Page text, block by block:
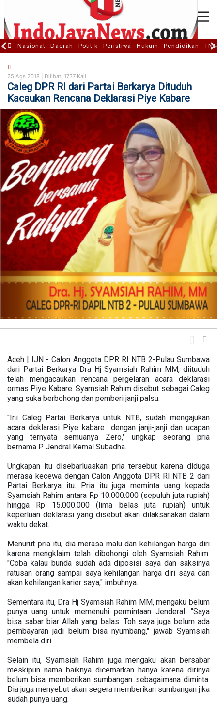
Nasional Daerah Politik Peristiwa Hukum Pendidikan
25 Ags 2018 | Dilihat: 1737 Kali
Caleg DPR RI dari Partai Berkarya Dituduh
Kacaukan Rencana Deklarasi Piye Kabare
Aceh | IJN - Calon Anggota DPR RI NTB 2-Pulau Sumbawa
dari Partai Berkarya Dra Hj Syamsiah Rahim MM, diituduh
telah mengacaukan rencana pergelaran acara deklarasi
ormas Piye Kabare. Syamsiah Rahim disebut sebagai Caleg
yang suka berbohong dan pemberi janji palsu.
"Ini Caleg Partai Berkarya untuk NTB, sudah mengajukan
acara deklarasi Piye kabare dengan janji-janji dan ucapan
yang ternyata semuanya Zero," ungkap seorang pria
bernama P Jendral Kemal Subadha.
Ungkapan itu disebarluaskan pria tersebut karena diduga
merasa kecewa dengan Calon Anggota DPR RI NTB 2 dari
Partai Berkarya itu. Pria itu juga meminta uang kepada
Syamsiah Rahim antara Rp 10.000.000 (sepuluh juta rupiah)
hingga Rp 15.000.000 (lima belas juta rupiah) untuk
keperluan deklarasi yang disebut akan dilaksanakan dalam
waktu dekat.
Menurut pria itu, dia merasa malu dan kehilangan harga diri
karena mengklaim telah dibohongi oleh Syamsiah Rahim.
"Coba kalau bunda sudah ada diposisi saya dan saksinya
ratusan orang sampai saya kehilangan harga diri saya dan
akan kehilangan karier saya," imbuhnya.
Sementara itu, Dra Hj Syamsiah Rahim MM, mengaku belum
punya uang untuk memenuhi permintaan Jenderal. "Saya
bisa sabar biar Allah yang balas. Toh saya juga belum ada
pembayaran jadi belum bisa nyumbang," jawab Syamsiah
membela diri.
Selain itu, Syamsiah Rahim juga mengaku akan bersabar
meskipun nama baiknya dicemarkan hanya karena dirinya
belum bisa memberikan sumbangan sebagaimana diminta.
Dia juga menyebut akan segera memberikan sumbangan jika
sudah punya uang.